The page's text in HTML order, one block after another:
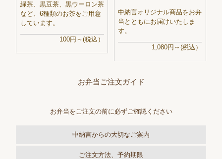
緑茶、黒豆茶、黒ウーロン茶
など、6種類のお茶をご用意
しています。
100円～(税込）
中納言オリジナル商品をお弁
当とともにお届けいたしま
す。
1,080円～(税込）
お弁当ご注文ガイド
お弁当をご注文の前に必ずご確認ください
中納言からの大切なご案内
ご注文方法、予約期限